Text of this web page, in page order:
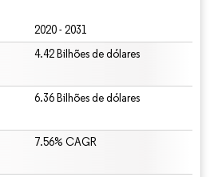
2020 - 2031
4.42 Bilhões de dólares
6.36 Bilhões de dólares
7.56% CAGR